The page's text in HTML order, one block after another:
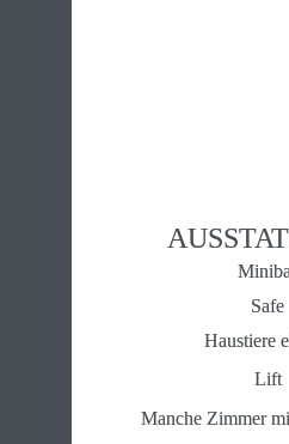
Safe
Haustiere
Lift
Manche Zimmer